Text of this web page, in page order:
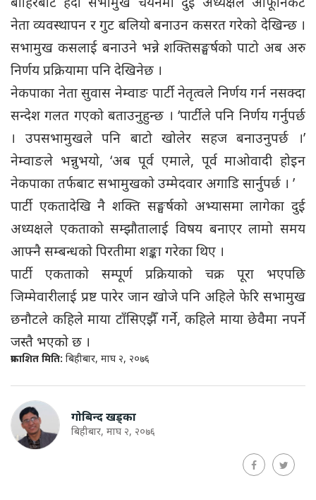
नेता व्यवस्थापन र गुट बलियो बनाउन कसरत गरेको देखिन्छ ।
सभामुख कसलाई बनाउने भन्ने शक्तिसङ्घर्षको पाटो अब अरु
निर्णय प्रक्रियामा पनि देखिनेछ ।
नेकपाका नेता सुवास नेम्वाङ पार्टी नेतृत्वले निर्णय गर्न नसक्दा
सन्देश गलत गएको बताउनुहुन्छ । ‘पार्टीले पनि निर्णय गर्नुपर्छ
। उपसभामुखले पनि बाटो खोलेर सहज बनाउनुपर्छ ।’
नेम्वाङले भन्नुभयो, ‘अब पूर्व एमाले, पूर्व माओवादी होइन
नेकपाका तर्फबाट सभामुखको उम्मेदवार अगाडि सार्नुपर्छ । ’
पार्टी एकतादेखि नै शक्ति सङ्घर्षको अभ्यासमा लागेका दुई
अध्यक्षले एकताको सम्झौतालाई विषय बनाएर लामो समय
आफ्नै सम्बन्धको पिरतीमा शङ्का गरेका थिए ।
पार्टी एकताको सम्पूर्ण प्रक्रियाको चक्र पूरा भएपछि
जिम्मेवारीलाई प्रष्ट पारेर जान खोजे पनि अहिले फेरि सभामुख
छनौटले कहिले माया टाँसिएझैँ गर्ने, कहिले माया छेवैमा नपर्ने
जस्तै भएको छ ।
प्रकाशित मिति: बिहीबार, माघ २, २०७६
गोबिन्द खड्का
बिहीबार, माघ २, २०७६